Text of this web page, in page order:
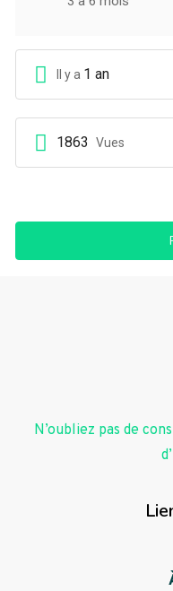
Il y a 1 an
1863 Vues
N’oubliez pas de